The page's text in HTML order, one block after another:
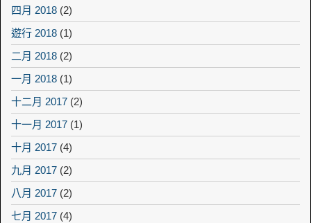
四月 2018 (2)
遊行 2018 (1)
二月 2018 (2)
一月 2018 (1)
十二月 2017 (2)
十一月 2017 (1)
十月 2017 (4)
九月 2017 (2)
八月 2017 (2)
七月 2017 (4)